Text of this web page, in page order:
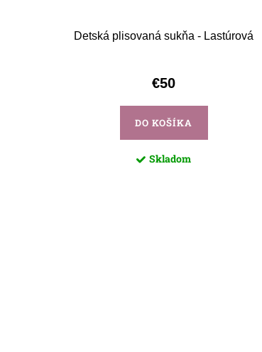
Detská plisovaná sukňa - Lastúrová
€50
DO KOŠÍKA
Skladom